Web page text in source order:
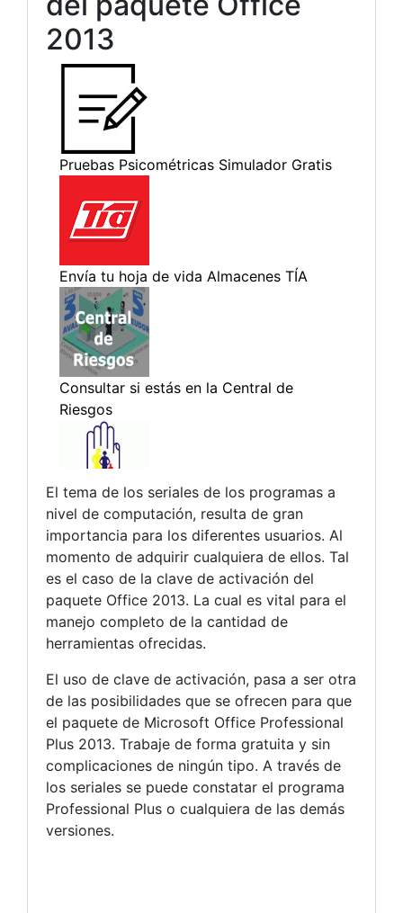
2013
El tema de los seriales de los programas a
nivel de computación, resulta de gran
importancia para los diferentes usuarios. Al
momento de adquirir cualquiera de ellos. Tal
es el caso de la clave de activación del
paquete Office 2013. La cual es vital para el
manejo completo de la cantidad de
herramientas ofrecidas.
El uso de clave de activación, pasa a ser otra
de las posibilidades que se ofrecen para que
el paquete de Microsoft Office Professional
Plus 2013. Trabaje de forma gratuita y sin
complicaciones de ningún tipo. A través de
los seriales se puede constatar el programa
Professional Plus o cualquiera de las demás
versiones.